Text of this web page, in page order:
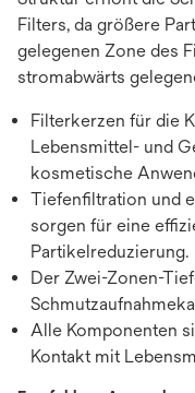
Filters, da größere
gelegenen Zone des
stromabwärts
Filterkerzen für die
Lebensmittel- und
kosmetische
Tiefenfiltration und
sorgen für eine
Partikelreduzierung.
Der Zwei-Zonen-
Alle Komponenten
Kontakt mit